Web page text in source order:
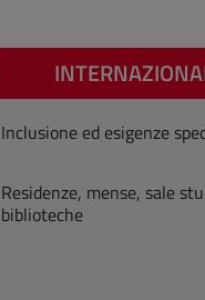
Inclusione ed esigenze
Residenze, mense, sale
biblioteche